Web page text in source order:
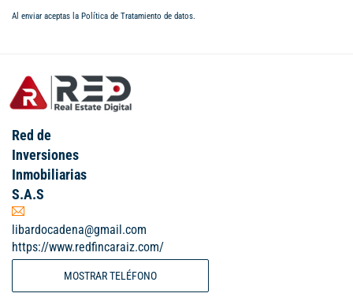
Al enviar aceptas la Política de Tratamiento de datos.
Red de
Inversiones
Inmobiliarias
S.A.S
libardocadena@gmail.com
https://www.redfincaraiz.com/
MOSTRAR TELÉFONO